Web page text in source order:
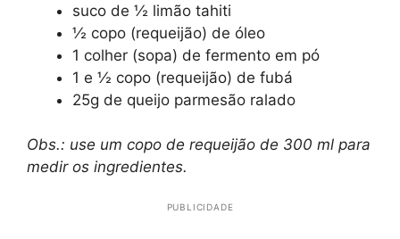
suco de ½ limão tahiti
½ copo (requeijão) de óleo
1 colher (sopa) de fermento em pó
1 e ½ copo (requeijão) de fubá
25g de queijo parmesão ralado
Obs.: use um copo de requeijão de 300 ml para
medir os ingredientes.
PUBLICIDADE